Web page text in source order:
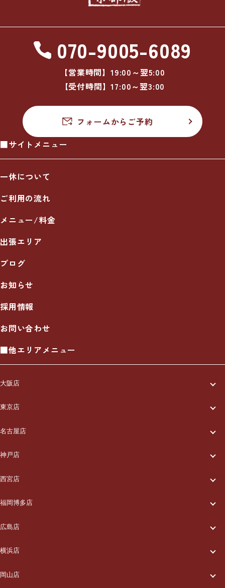
070-9005-6089
【営業時間】19:00～翌5:00
【受付時間】17:00～翌3:00
フォームからご予約
■サイトメニュー
一休について
ご利用の流れ
メニュー/料金
出張エリア
ブログ
お知らせ
採用情報
お問い合わせ
■他エリアメニュー
大阪店
一休について
ご利用の流れ
メニュー/料金
出張エリア
ブログ
お知らせ
採用情報
お問い合わせ
東京店
一休について
ご利用の流れ
メニュー/料金
出張エリア
ブログ
お知らせ
採用情報
名古屋店
一休について
ご利用の流れ
メニュー/料金
出張エリア
ブログ
お知らせ
神戸店
一休について
ご利用の流れ
メニュー/料金
出張エリア
ブログ
西宮店
一休について
ご利用の流れ
メニュー/料金
出張エリア
福岡博多店
一休について
ご利用の流れ
メニュー/料金
広島店
一休について
ご利用の流れ
横浜店
一休について
岡山店